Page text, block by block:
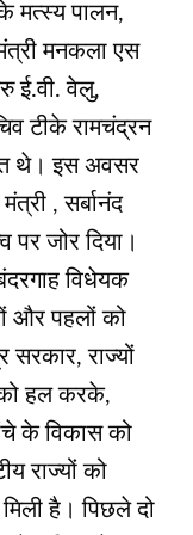
मत्स्य पालन,
मनकला एस
ई.वी. वेलु,
टीके रामचंद्रन
थे। इस अवसर
, सर्बानंद
पर जोर दिया।
विधेयक
और पहलों को
राज्यों
को हल करके,
के विकास को
राज्यों को
है। पिछले दो